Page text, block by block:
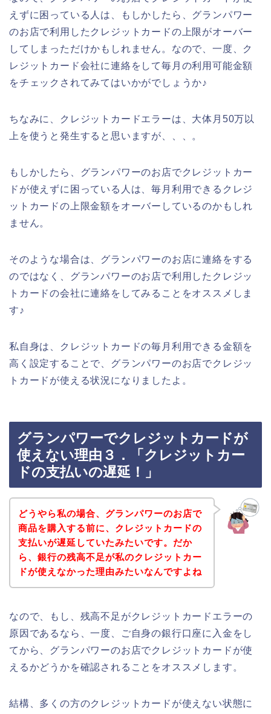
えずに困っている人は、もしかしたら、グランパワー
のお店で利用したクレジットカードの上限がオーバー
してしまっただけかもしれません。なので、一度、ク
レジットカード会社に連絡をして毎月の利用可能金額
をチェックされてみてはいかがでしょうか♪
ちなみに、クレジットカードエラーは、大体月50万以
上を使うと発生すると思いますが、、、。
もしかしたら、グランパワーのお店でクレジットカー
ドが使えずに困っている人は、毎月利用できるクレジ
ットカードの上限金額をオーバーしているのかもしれ
ません。
そのような場合は、グランパワーのお店に連絡をする
のではなく、グランパワーのお店で利用したクレジッ
トカードの会社に連絡をしてみることをオススメしま
す♪
私自身は、クレジットカードの毎月利用できる金額を
高く設定することで、グランパワーのお店でクレジッ
トカードが使える状況になりましたよ。
グランパワーでクレジットカードが
使えない理由３．「クレジットカー
ドの支払いの遅延！」
どうやら私の場合、グランパワーのお店で
商品を購入する前に、クレジットカードの
支払いが遅延していたみたいです。だか
ら、銀行の残高不足が私のクレジットカー
ドが使えなかった理由みたいなんですよね
なので、もし、残高不足がクレジットカードエラーの
原因であるなら、一度、ご自身の銀行口座に入金をし
てから、グランパワーのお店でクレジットカードが使
えるかどうかを確認されることをオススメします。
結構、多くの方のクレジットカードが使えない状態に